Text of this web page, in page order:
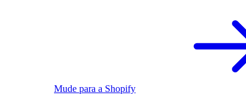
Mude para a Shopify